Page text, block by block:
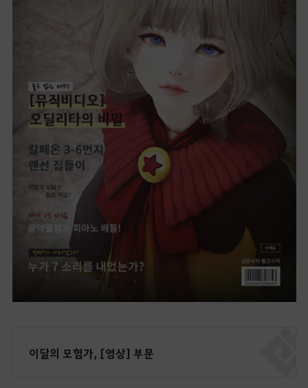
이달의 모험가, [영상] 부문